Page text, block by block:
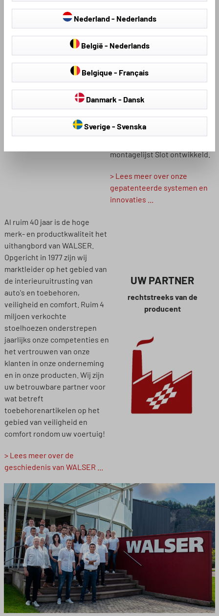
INNOVATIE
systeem: een speciaal
systeem, waardoor de zij-
airbag zich, indien nodig,
ontplooien. Bovendien
hebben wij verschillende
patenten, zoals het ZIPP-It-
ritssluitingssysteem, de
hybride schuim van de
hagelbeschermgarage
montagelijst Slot ontwikkeld.
> Lees meer over onze
gepatenteerde systemen en
innovaties ...
Al ruim 40 jaar is de hoge
merk- en productkwaliteit het
uithangbord van WALSER.
Opgericht in 1977 zijn wij
marktleider op het gebied van
de interieuruitrusting van
auto's en toebehoren,
veiligheid en comfort. Ruim 4
miljoen verkochte
stoelhoezen onderstrepen
jaarlijks onze competenties en
het vertrouwen van onze
klanten in onze onderneming
en in onze producten. Wij zijn
uw betrouwbare partner voor
wat betreft
toebehorenartikelen op het
gebied van veiligheid en
comfort rondom uw voertuig!
> Lees meer over de
geschiedenis van WALSER ...
UW PARTNER
rechtstreeks van de
producent
Nederland - Nederlands
België - Nederlands
Belgique - Français
Danmark - Dansk
Sverige - Svenska